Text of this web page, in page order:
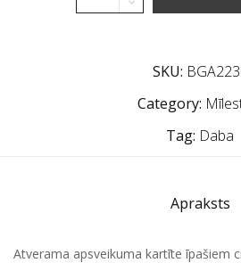
SKU:
Category:
Tag: Daba
Apraksts
Atverama apsveikuma kartīte īpašiem